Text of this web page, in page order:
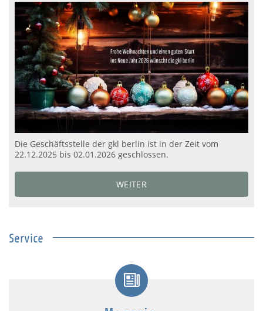
Die Geschäftsstelle der gkl berlin ist in der Zeit vom
22.12.2025 bis 02.01.2026 geschlossen.
WEITER
Service